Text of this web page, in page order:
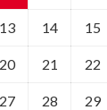
13 14 15
20 21 22
27 28 29